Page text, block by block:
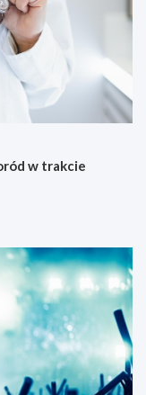
w trakcie